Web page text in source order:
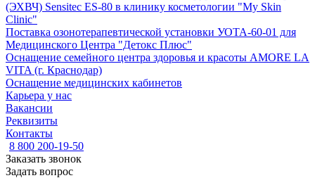
(ЭХВЧ) Sensitec ES-80 в клинику косметологии "My Skin
Clinic"
Поставка озонотерапевтической установки УОТА-60-01 для
Медицинского Центра "Детокс Плюс"
Оснащение семейного центра здоровья и красоты AMORE LA
VITA (г. Краснодар)
Оснащение медицинских кабинетов
Карьера у нас
Вакансии
Реквизиты
Контакты
8 800 200-19-50
Заказать звонок
Задать вопрос